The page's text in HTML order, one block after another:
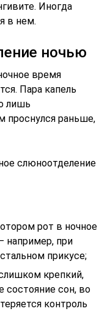
Иногда
в нем.
ночью
время
Пара капель
лишь
проснулся раньше,
слюноотделение
рот в ночное
например, при
прикусе;
крепкий,
состояние сон, во
контроль